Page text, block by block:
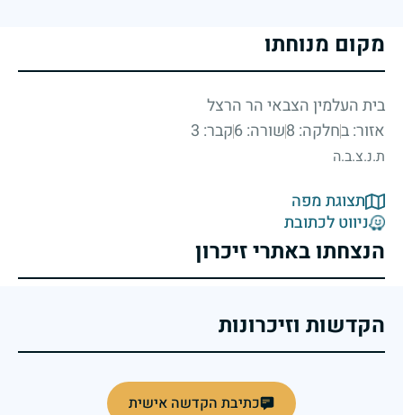
מקום מנוחתו
בית העלמין הצבאי הר הרצל
אזור: בחלקה: 8 שורה: 6 קבר: 3
ת.נ.צ.ב.ה
תצוגת מפה
ניווט לכתובת
הנצחתו באתרי זיכרון
הקדשות וזיכרונות
כתיבת הקדשה אישית